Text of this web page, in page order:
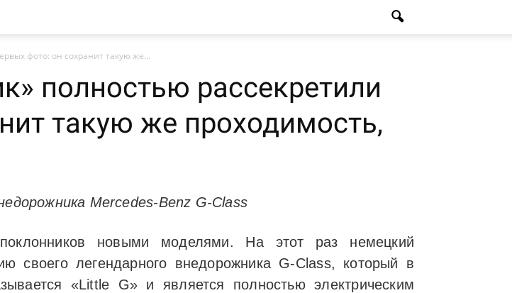
фото: он сохранит такую же...
полностью рассекретили
такую же проходимость,
Mercedes-Benz G-Class
новыми моделями. На этот раз немецкий
своего легендарного внедорожника G-Class, который в
«Little G» и является полностью электрическим